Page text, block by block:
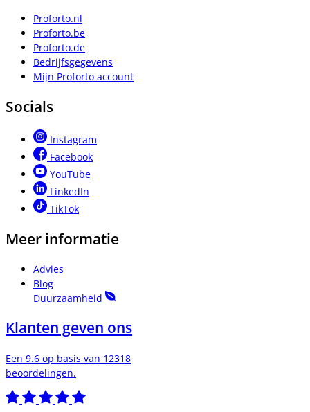
Proforto.nl
Proforto.be
Proforto.de
Bedrijfsgegevens
Mijn Proforto account
Socials
Instagram
Facebook
YouTube
LinkedIn
TikTok
Meer informatie
Advies
Blog
Duurzaamheid
Klanten geven ons
Een 9.6 op basis van 12318
beoordelingen.